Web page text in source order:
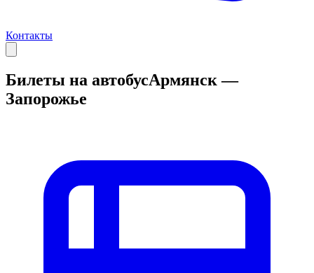
Контакты
Билеты на автобусАрмянск —
Запорожье